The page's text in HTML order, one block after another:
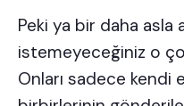
Peki ya bir daha asla
istemeyeceğiniz o
Onları sadece kendi